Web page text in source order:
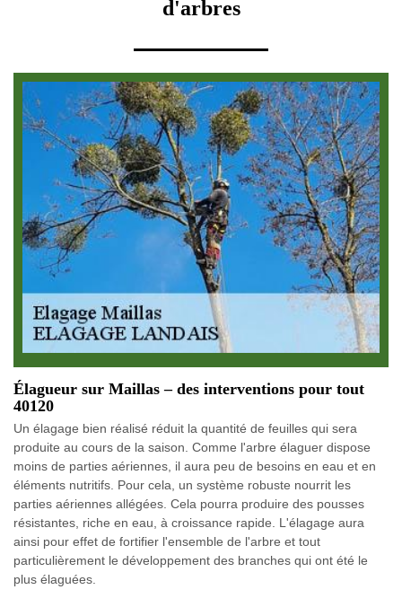
d'arbres
Élagueur sur Maillas – des interventions pour tout
40120
Un élagage bien réalisé réduit la quantité de feuilles qui sera
produite au cours de la saison. Comme l'arbre élaguer dispose
moins de parties aériennes, il aura peu de besoins en eau et en
éléments nutritifs. Pour cela, un système robuste nourrit les
parties aériennes allégées. Cela pourra produire des pousses
résistantes, riche en eau, à croissance rapide. L'élagage aura
ainsi pour effet de fortifier l'ensemble de l'arbre et tout
particulièrement le développement des branches qui ont été le
plus élaguées.